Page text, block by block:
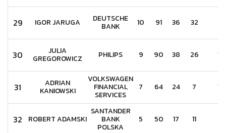
29 IGOR JARUGA DEUTSCHE
BANK 10 91 36 32
30 JULIA
GREGOROWICZ PHILIPS 9 90 38 26 15
31 ADRIAN
KANIOWSKI
VOLKSWAGEN
FINANCIAL
SERVICES
7 64 24 7 15
32 ROBERT ADAMSKI
SANTANDER
BANK
POLSKA
5 50 17 11